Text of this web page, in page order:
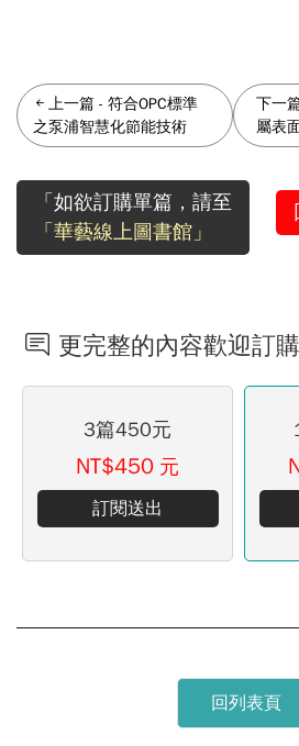
上一篇 - 符合OPC標準
之泵浦智慧化節能技術
下一
屬表
「如欲訂購單篇，請至
「華藝線上圖書館」
更完整的內容歡迎訂
3篇450元
NT$450 元
訂閱送出
回列表頁